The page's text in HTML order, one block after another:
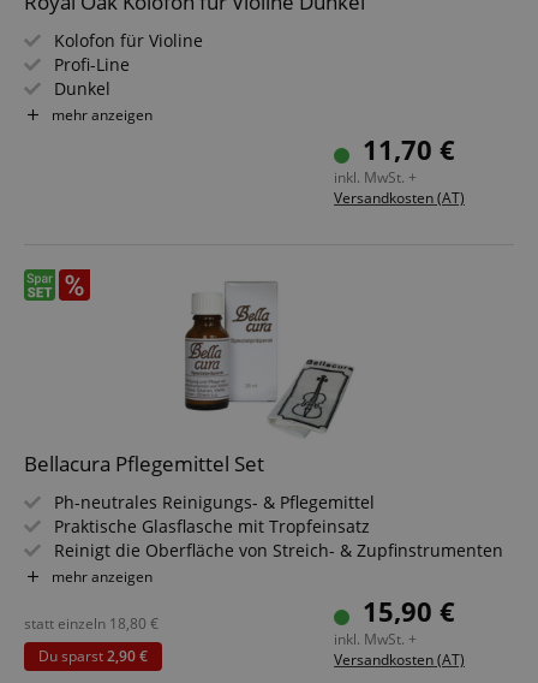
Kolofon für Violine
Profi-Line
Dunkel
Extrem leichte Ansprache der Saiten
mehr anzeigen
11,70 €
inkl. MwSt. +
Versandkosten (AT)
Bellacura Pflegemittel Set
Ph-neutrales Reinigungs- & Pflegemittel
Praktische Glasflasche mit Tropfeinsatz
Reinigt die Oberfläche von Streich- & Zupfinstrumenten
Entfernt auch hartnäckige Rückständen wie z.B.
Schützt das Holz vor Austrocknung
Wirkt fleck- & wasserabweisend
Umweltverträgliches, wachsfreies Präparat
mehr anzeigen
15,90 €
inkl. MwSt. +
Versandkosten (AT)
statt einzeln 18,80 €
Du sparst2,90 €